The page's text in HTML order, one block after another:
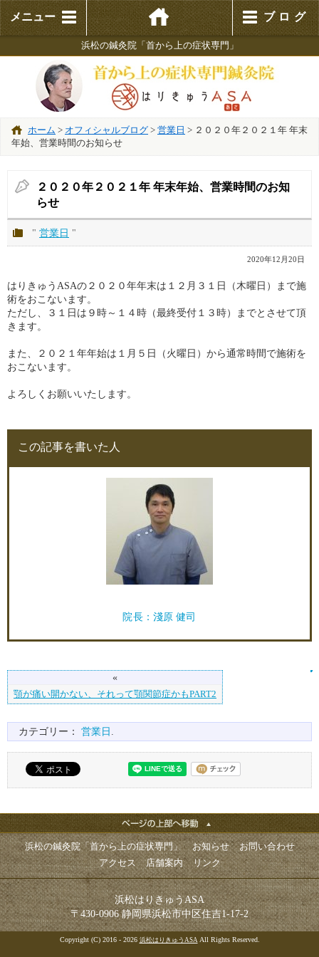
メニュー ブログ
浜松の鍼灸院「首から上の症状専門」
ホーム > オフィシャルブログ> 営業日 > ２０２０年２０２１年 年末
年始、営業時間のお知らせ
２０２０年２０２１年 年末年始、営業時間のお知
らせ
" 営業日 "
2020年12月20日
はりきゅうASAの２０２０年年末は１２月３１日（木曜日）まで施
術をおこないます。
ただし、３１日は９時～１４時（最終受付１３時）までとさせて頂
きます。
また、２０２１年年始は１月５日（火曜日）から通常時間で施術を
おこないます。
よろしくお願いいたします。
この記事を書いた人
院長：淺原 健司
«
顎が痛い開かない、それって顎関節症かもPART2
カテゴリー： 営業日
浜松の鍼灸院「首から上の症状専門」 お知らせ
お問い合わせ
アクセス
店舗案内 リンク
浜松はりきゅうASA
〒430-0906 静岡県浜松市中区住吉1-17-2
Copyright (C) 2016 - 2026 浜松はりきゅうASAAll Rights Reserved.